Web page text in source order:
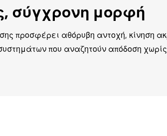
σύγχρονη μορφή
προσφέρει αθόρυβη αντοχή, κίνηση
που αναζητούν απόδοση